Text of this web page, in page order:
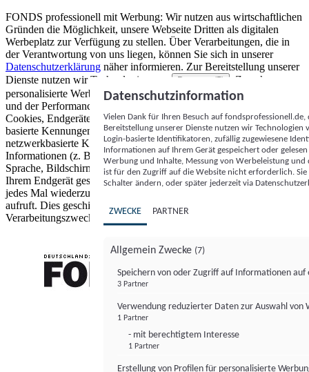
FONDS professionell mit Werbung: Wir nutzen aus wirtschaftlichen
Gründen die Möglichkeit, unsere Webseite Dritten als digitalen
Werbeplatz zur Verfügung zu stellen. Über Verarbeitungen, die in
der Verantwortung von uns liegen, können Sie sich in unserer
Datenschutzerklärung näher informieren. Zur Bereitstellung unserer
Dienste nutzen wir Technologien von
Partnern (5)
. Zwecke:
personalisierte Werbung und Inhalte, Messung von Werbeleistung
und der Performance von Inhalten sowie Zielgruppenforschung.
Cookies, Endgeräte- oder ähnliche Online-Kennungen (z. B. login-
basierte Kennungen, zufällig generierte Kennungen,
netzwerkbasierte Kennungen) können zusammen mit anderen
Informationen (z. B. Browsertyp und Browserinformationen,
Sprache, Bildschirmgröße, unterstützte Technologien usw.) auf
Ihrem Endgerät gespeichert oder von dort ausgelesen werden, um es
jedes Mal wiederzuerkennen, wenn es eine App oder einer Webseite
aufruft. Dies geschieht für einen oder mehrere der hier aufgeführten
Verarbeitungszwecke.
Datenschutzinformation
Vielen Dank für Ihren Besuch auf
Bereitstellung unserer Dienste nutzen wir Technologien
Login-basierte Identifikatoren, zufällig zugewiesene
Informationen auf Ihrem Gerät gespeichert oder
Werbung und Inhalte, Messung von Werbeleistung
ist für den Zugriff auf die Website nicht erforderlich.
Schalter ändern, oder später jederzeit via
ZWECKE PARTNER
Allgemein Zwecke (7)
Speichern von oder Zugriff auf Informationen auf
3 Partner
Verwendung reduzierter Daten zur Auswahl von
1 Partner
- mit berechtigtem Interesse
1 Partner
Erstellung von Profilen für personalisierte
FONDS professionell